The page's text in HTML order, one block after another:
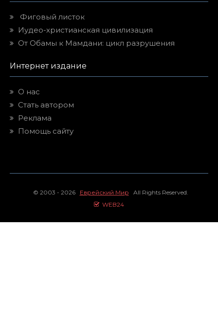
Фиговый листок
Иудео-христианская цивилизация
От Обамы к Мамдани: цикл разрушения
Интернет издание
О нас
Стать автором
Реклама
Помощь сайту
© 2003 - 2026 Еврейский Мир All Rights Reserved.
WEB24